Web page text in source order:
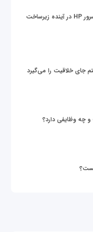
زیر پوست دنیای داده؛ نقش سرور HP در آینده زیرساخت
جای خلاقیت را می‌گیرد
چه وظایفی دارد؟